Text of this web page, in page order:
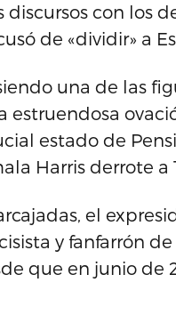
discursos con los
de «dividir» a
una de las
estruendosa
estado de
Harris derrote
el
y fanfarrón
que en junio de